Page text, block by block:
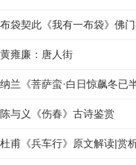
布袋契此《我有一布袋》佛
黄雍廉：唐人街
纳兰《菩萨蛮·白日惊飙冬已
陈与义《伤春》古诗鉴赏
杜甫《兵车行》原文解读|赏